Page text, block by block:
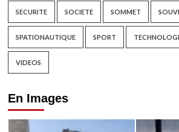
SECURITE SOCIETE SOMMET
SPATIONAUTIQUE SPORT
VIDEOS
En Images